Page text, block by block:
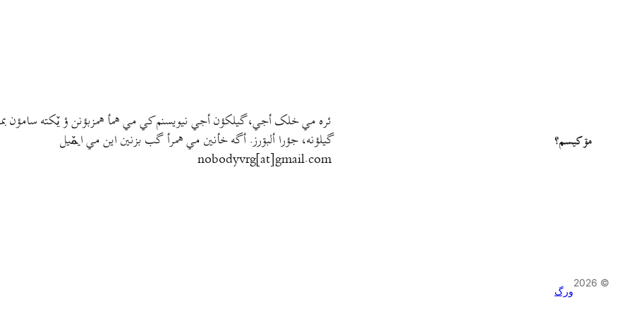
مۊ کيسم؟
ئره مي خلک أجي، گيلکؤن أجي نيويسنم کي مي همأ همزبؤنن ؤ يٚکته سامؤن
گيلؤنه، جؤرا ألبۊرز. أگه خأنين مي همرأ گب بزنين اين مي ايمٚیل‌ ‌
nobodyvrg[at]gmail.com
© 2026
ورگ